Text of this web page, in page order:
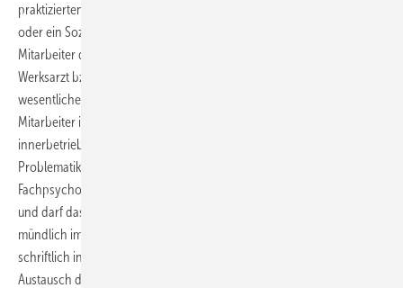
praktizierten Modellen war dies in der Regel entweder ein Werksarzt
oder ein Sozialberater, seltener ein diesbezüglich eingearbeiteter
Mitarbeiter der Personalverwaltung. Die Überweisung durch einen
Werksarzt bzw. Sozialberater stellt gleichzeitig auch einen
wesentlichen fachlichen Filter dar, denn letztlich sollten nur
Mitarbeiter in eine Sprechstunde zugewiesen werden, bei denen die
innerbetriebliche Expertise nicht ausreicht, um die vorliegende
Problematik einzuschätzen bzw. Abhilfe zu schaffen. Wird dann der
Fachpsychotherapeut zusätzlich von der Schweigepflicht entbunden
und darf das Ergebnis der Sprechstunde an den Werksarzt entweder
mündlich im Rahmen einer anschließenden Besprechung oder
schriftlich in Form eines Kurzberichts übermitteln, hat der regelmäßige
Austausch der Beteiligten durchaus einen gewissen Trainingseffekt: